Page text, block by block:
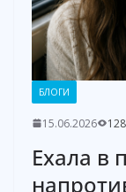
БЛОГИ
15.06.2026
Ехала в